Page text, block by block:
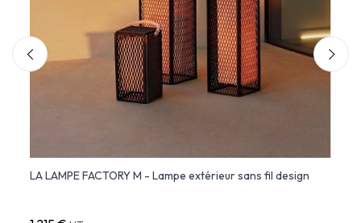
LA LAMPE FACTORY M - Lampe extérieur sans fil design